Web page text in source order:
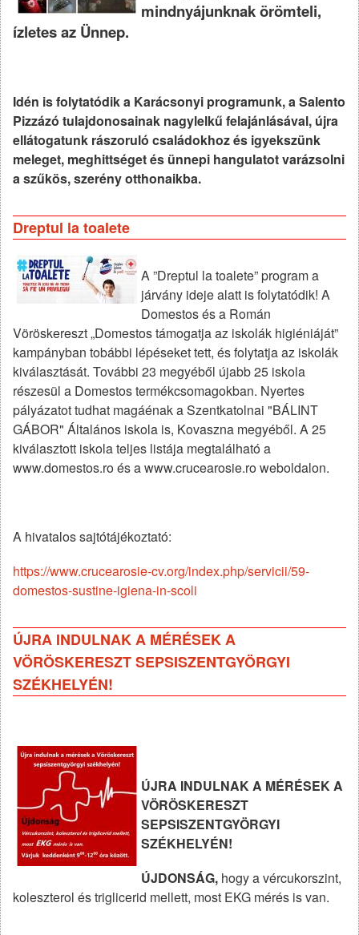
mindnyájunknak örömteli,
ízletes az Ünnep.
Idén is folytatódik a Karácsonyi programunk, a Salento
Pizzázó tulajdonosainak nagylelkű felajánlásával, újra
ellátogatunk rászoruló családokhoz és igyekszünk
meleget, meghittséget és ünnepi hangulatot varázsolni
a szűkös, szerény otthonaikba.
Dreptul la toalete
A ”Dreptul la toalete” program a
járvány ideje alatt is folytatódik! A
Domestos és a Román
Vöröskereszt „Domestos támogatja az iskolák higiéniáját”
kampányban tobábbi lépéseket tett, és folytatja az iskolák
kiválasztását. További 23 megyéből újabb25 iskola
részesül a Domestos termékcsomagokban. Nyertes
pályázatot tudhat magáénak a Szentkatolnai "BÁLINT
GÁBOR" Általános iskola is, Kovaszna megyéből. A 25
kiválasztott iskola teljes listája megtalálható a
www.domestos.ro és a www.crucearosie.ro weboldalon.
A hivatalos sajtótájékoztató:
https://www.crucearosie-cv.org/index.php/servicii/59-
domestos-sustine-igiena-in-scoli
ÚJRA INDULNAK A MÉRÉSEK A
VÖRÖSKERESZT SEPSISZENTGYÖRGYI
SZÉKHELYÉN!
ÚJRA INDULNAK A MÉRÉSEK A
VÖRÖSKERESZT
SEPSISZENTGYÖRGYI
SZÉKHELYÉN!
ÚJDONSÁG, hogy a vércukorszint,
koleszterol és triglicerid mellett, most EKG mérés is van.